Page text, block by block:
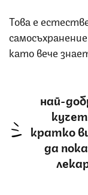
Това е
като вече
най-
кратко
да